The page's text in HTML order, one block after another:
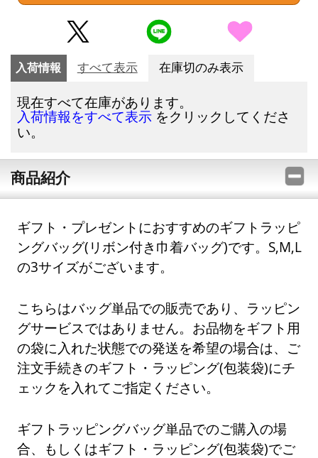
入荷情報 すべて表示 在庫切のみ表示
現在すべて在庫があります。
入荷情報をすべて表示 をクリックしてくださ
い。
商品紹介
ギフト・プレゼントにおすすめのギフトラッピ
ングバッグ(リボン付き巾着バッグ)です。S,M,L
の3サイズがございます。
こちらはバッグ単品での販売であり、ラッピン
グサービスではありません。お品物をギフト用
の袋に入れた状態での発送を希望の場合は、ご
注文手続きのギフト・ラッピング(包装袋)にチ
ェックを入れてご指定ください。
ギフトラッピングバッグ単品でのご購入の場
合、もしくはギフト・ラッピング(包装袋)でご